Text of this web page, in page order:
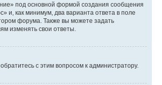
под основной формой создания сообщения
и, как минимум, два варианта ответа в поле
форума. Также вы можете задать
изменять свои ответы.
с этим вопросом к администратору.